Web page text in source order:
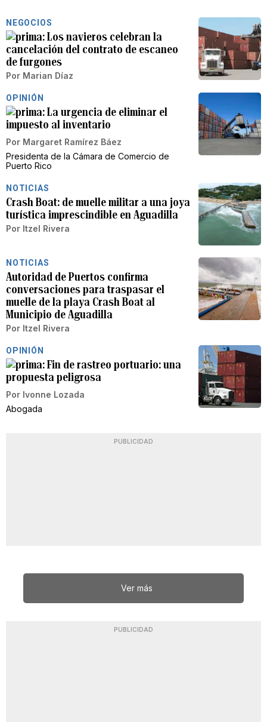
NEGOCIOS
Los navieros celebran la
cancelación del contrato de escaneo
de furgones
Por Marian Díaz
OPINIÓN
La urgencia de eliminar el
impuesto al inventario
Por Margaret Ramírez Báez
Presidenta de la Cámara de Comercio de
Puerto Rico
NOTICIAS
Crash Boat: de muelle militar a una joya
turística imprescindible en Aguadilla
Por Itzel Rivera
NOTICIAS
Autoridad de Puertos confirma
conversaciones para traspasar el
muelle de la playa Crash Boat al
Municipio de Aguadilla
Por Itzel Rivera
OPINIÓN
Fin de rastreo portuario: una
propuesta peligrosa
Por Ivonne Lozada
Abogada
PUBLICIDAD
Ver más
PUBLICIDAD